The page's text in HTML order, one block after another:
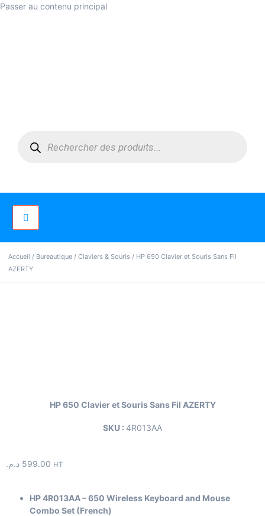
Passer au contenu principal
Accueil / Bureautique / Claviers & Souris / HP 650 Clavier et Souris Sans Fil
AZERTY
HP 650 Clavier et Souris Sans Fil AZERTY
SKU : 4R013AA
599.00 د.م. HT
HP 4R013AA – 650 Wireless Keyboard and Mouse
Combo Set (French)